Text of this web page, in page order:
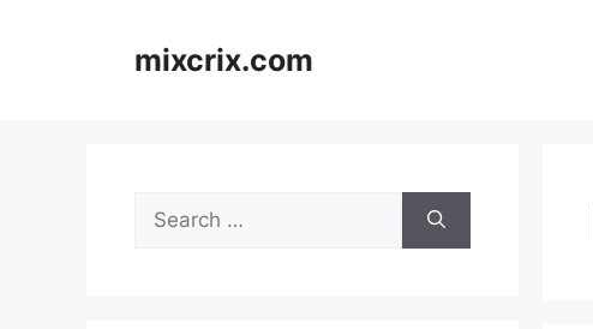
mixcrix.com
Search
for: